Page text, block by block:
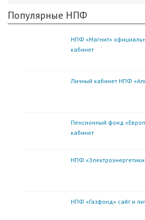
Популярные НПФ
НПФ «Магнит»
кабинет
Личный кабинет НПФ
Пенсионный фонд
кабинет
НПФ
НПФ «Газфонд» сайт и